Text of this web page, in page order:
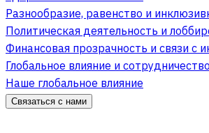
Разнообразие, равенство и
Политическая деятельность и
Финансовая прозрачность и связи с
Глобальное влияние и сотрудничество
Наше глобальное влияние
Связаться с нами